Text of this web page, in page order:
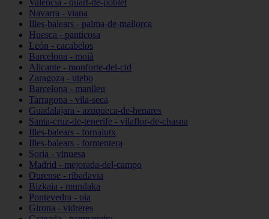
Valencia - quart-de-poblet
Navarra - viana
Illes-balears - palma-de-mallorca
Huesca - panticosa
León - cacabelos
Barcelona - moià
Alicante - monforte-del-cid
Zaragoza - utebo
Barcelona - manlleu
Tarragona - vila-seca
Guadalajara - azuqueca-de-henares
Santa-cruz-de-tenerife - vilaflor-de-chasna
Illes-balears - fornalutx
Illes-balears - formentera
Soria - vinuesa
Madrid - mejorada-del-campo
Ourense - ribadavia
Bizkaia - mundaka
Pontevedra - oia
Girona - vidreres